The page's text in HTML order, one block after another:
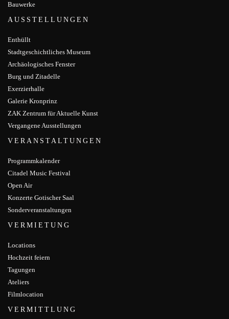
Bauwerke
AUSSTELLUNGEN
Enthüllt
Stadtgeschichtliches Museum
Archäologisches Fenster
Burg und Zitadelle
Exerzierhalle
Galerie Kronprinz
ZAK Zentrum für Aktuelle Kunst
Vergangene Ausstellungen
VERANSTALTUNGEN
Programmkalender
Citadel Music Festival
Open Air
Konzerte Gotischer Saal
Sonderveranstaltungen
VERMIETUNG
Locations
Hochzeit feiern
Tagungen
Ateliers
Filmlocation
VERMITTLUNG